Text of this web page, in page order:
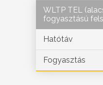
WLTP TEL
fogyasztású
Hatótáv
Fogyasztás